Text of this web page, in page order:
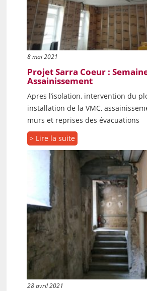
8 mai 2021
Projet Sarra Coeur :
Assainissement
Apres l’isolation, intervention du
installation de la VMC,
murs et reprises des évacuations
> Lire la suite
28 avril 2021